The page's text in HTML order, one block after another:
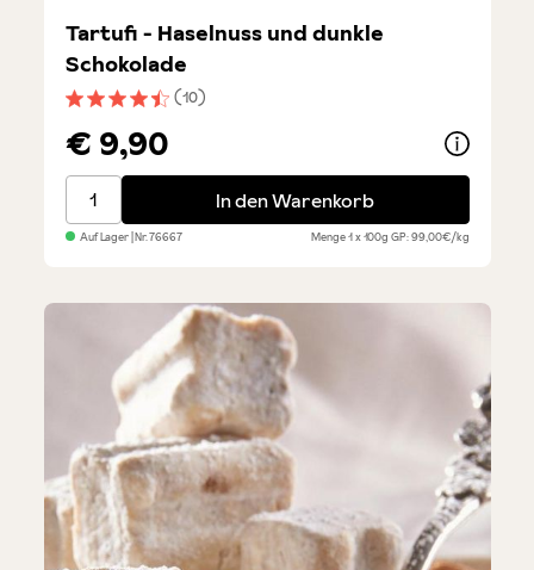
Durchschnittliche Bewertung von 4.6 von 5 Sternen
(10)
Tartufi - Haselnuss und dunkle
Schokolade
€ 9,90
Tartufi - Haselnuss und dunkle Schokolade
In den Warenkorb
Auf Lager| Nr.76667 Menge1 x 100gGP: 99,00€/kg